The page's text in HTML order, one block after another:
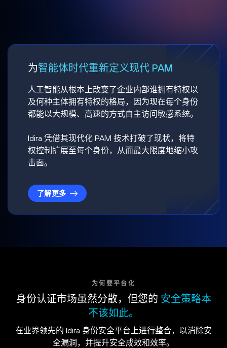
为智能体时代重新定义现代 PAM
人工智能从根本上改变了企业内部谁拥有特权以
及何种主体拥有特权的格局，因为现在每个身份
都能以大规模、高速的方式自主访问敏感系统。
Idira 凭借其现代化 PAM 技术打破了现状，将特
权控制扩展至每个身份，从而最大限度地缩小攻
击面。
了解更多
为何要平台化
身份认证市场虽然分散，但您的 安全策略本
不该如此。
在业界领先的 Idira 身份安全平台上进行整合，以消除安
全漏洞，并提升安全成效和效率。